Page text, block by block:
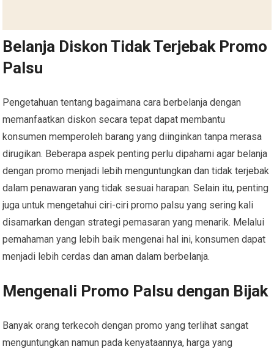
Belanja Diskon Tidak Terjebak Promo
Palsu
Pengetahuan tentang bagaimana cara berbelanja dengan
memanfaatkan diskon secara tepat dapat membantu
konsumen memperoleh barang yang diinginkan tanpa merasa
dirugikan. Beberapa aspek penting perlu dipahami agar belanja
dengan promo menjadi lebih menguntungkan dan tidak terjebak
dalam penawaran yang tidak sesuai harapan. Selain itu, penting
juga untuk mengetahui ciri-ciri promo palsu yang sering kali
disamarkan dengan strategi pemasaran yang menarik. Melalui
pemahaman yang lebih baik mengenai hal ini, konsumen dapat
menjadi lebih cerdas dan aman dalam berbelanja.
Mengenali Promo Palsu dengan Bijak
Banyak orang terkecoh dengan promo yang terlihat sangat
menguntungkan namun pada kenyataannya, harga yang